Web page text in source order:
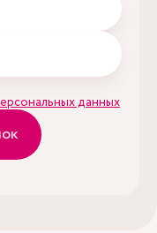
данных